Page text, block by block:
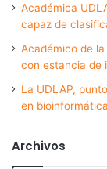
Académica
capaz de
Académico de
con estancia de
La UDLAP,
en
Archivos